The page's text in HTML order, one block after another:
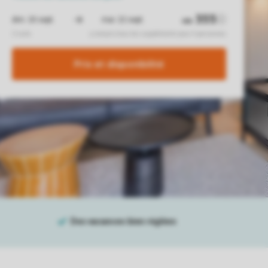
Prix ​​et disponibilité